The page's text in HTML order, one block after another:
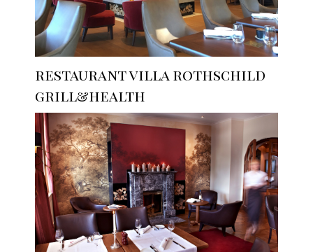
restaurant villa rothschild
grill&health